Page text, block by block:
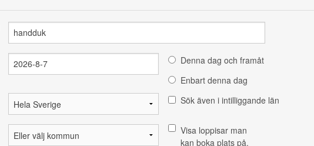
Denna dag och framåt
Enbart denna dag
Sök även i intilliggande län
Visa loppisar man
kan boka plats på.